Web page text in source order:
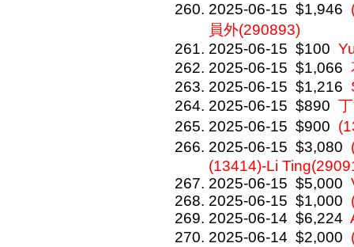
2025-06-15 $1,946
員外(290893)
2025-06-15 $100
2025-06-15 $1,066
2025-06-15 $1,216
2025-06-15 $890
2025-06-15 $900
2025-06-15 $3,080
(13414)-Li
2025-06-15 $5,000
2025-06-15 $1,000
2025-06-14 $6,224
2025-06-14 $2,000